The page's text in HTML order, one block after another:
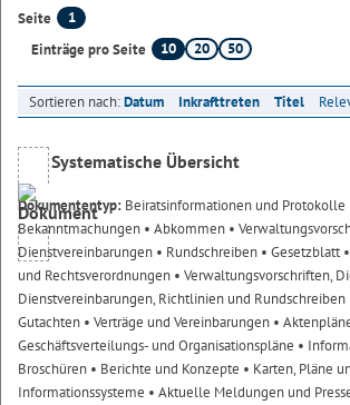
Seite
1
Einträge pro Seite
10 20 50
Sortieren nach:Datum Inkrafttreten Titel
Systematische Übersicht
Dokumententyp: Beiratsinformationen und Protokolle
Bekanntmachungen • Abkommen •
Dienstvereinbarungen • Rundschreiben • Gesetzblatt
und Rechtsverordnungen • Verwaltungsvorschriften,
Dienstvereinbarungen, Richtlinien und Rundschreiben
Gutachten • Verträge und Vereinbarungen •
Geschäftsverteilungs- und Organisationspläne •
Broschüren • Berichte und Konzepte • Karten, Pläne
Informationssysteme • Aktuelle Meldungen und